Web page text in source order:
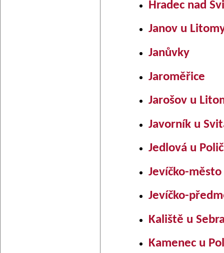
Hradec nad
Janov u
Janůvky
Jaroměřice
Jarošov u
Javorník u
Jedlová u
Jevíčko-město
Jevíčko-
Kaliště u
Kamenec u